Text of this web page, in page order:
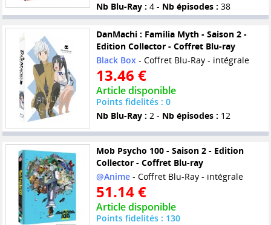
Nb Blu-Ray : 4 - Nb épisodes : 38
DanMachi : Familia Myth - Saison 2 -
Edition Collector - Coffret Blu-ray
Black Box- Coffret Blu-Ray - intégrale
13.46 €
Article disponible
Points fidelités : 0
Nb Blu-Ray : 2 - Nb épisodes : 12
Mob Psycho 100 - Saison 2 - Edition
Collector - Coffret Blu-ray
@Anime- Coffret Blu-Ray - intégrale
51.14 €
Article disponible
Points fidelités : 130